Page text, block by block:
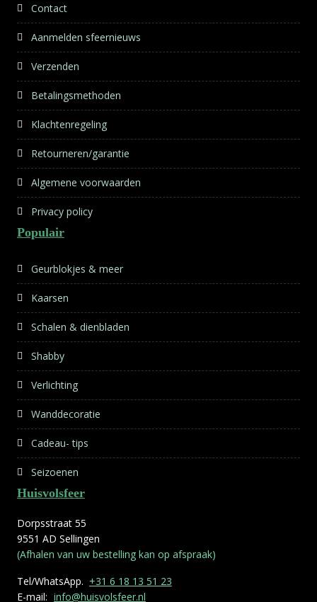
Contact
Aanmelden sfeernieuws
Verzenden
Betalingsmethoden
Klachtenregeling
Retourneren/garantie
Algemene voorwaarden
Privacy policy
Populair
Geurblokjes & meer
Kaarsen
Schalen & dienbladen
Shabby
Verlichting
Wanddecoratie
Cadeau- tips
Seizoenen
Huisvolsfeer
Dorpsstraat 55
9551 AD Sellingen
(Afhalen van uw bestelling kan op afspraak)
Tel/WhatsApp. +31 6 18 13 51 23
E-mail: info@huisvolsfeer.nl